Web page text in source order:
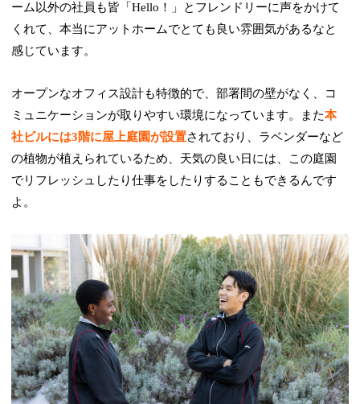
ーム以外の社員も皆「Hello！」とフレンドリーに声をかけて
くれて、本当にアットホームでとても良い雰囲気があるなと
感じています。
オープンなオフィス設計も特徴的で、部署間の壁がなく、コ
ミュニケーションが取りやすい環境になっています。また本
社ビルには3階に屋上庭園が設置されており、ラベンダーなど
の植物が植えられているため、天気の良い日には、この庭園
でリフレッシュしたり仕事をしたりすることもできるんです
よ。